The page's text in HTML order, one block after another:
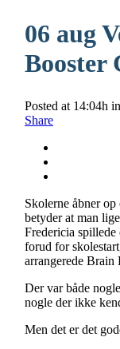
06 aug
Booster
Posted at 14:04h in
Share
Skolerne åbner
betyder at man
Fredericia spillede
forud for
arrangerede Brain
Der var både
nogle der ikke
Men det er det